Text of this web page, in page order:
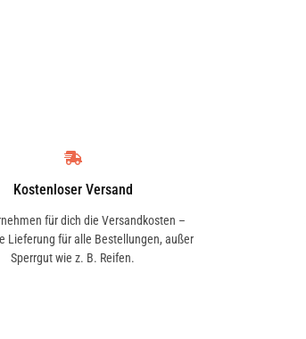
Kostenloser Versand
für dich die Versandkosten –
Lieferung für alle Bestellungen, außer
Sperrgut wie z. B. Reifen.